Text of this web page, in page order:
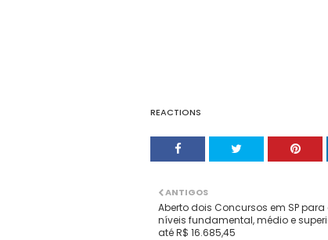
REACTIONS
ANTIGOS
Aberto dois Concursos em SP
níveis fundamental, médio e
até R$ 16.685,45